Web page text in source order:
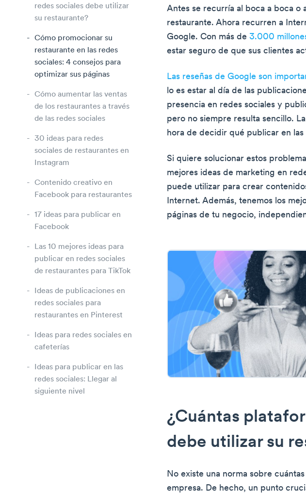
redes sociales debe utilizar
su restaurante?
Cómo promocionar su
restaurante en las redes
sociales: 4 consejos para
optimizar sus páginas
Cómo aumentar las ventas
de los restaurantes a través
de las redes sociales
30 ideas para redes
sociales de restaurantes en
Instagram
Contenido creativo en
Facebook para restaurantes
17 ideas para publicar en
Facebook
Las 10 mejores ideas para
publicar en redes sociales
de restaurantes para TikTok
Ideas de publicaciones en
redes sociales para
restaurantes en Pinterest
Ideas para redes sociales en
cafeterías
Ideas para publicar en las
redes sociales: Llegar al
siguiente nivel
Antes se recurría al boca a boca o
restaurante. Ahora recurren a
Google. Con más de 3.000
estar seguro de que sus clientes
Las reseñas de Google son
lo es estar al día de las
presencia en redes sociales y
pero no siempre resulta sencillo.
hora de decidir qué publicar en
Si quiere solucionar estos
mejores ideas de marketing en
puede utilizar para crear
Internet. Además, tenemos los
páginas de tu negocio,
¿Cuántas
debe utilizar su
No existe una norma sobre
empresa. De hecho, un punto